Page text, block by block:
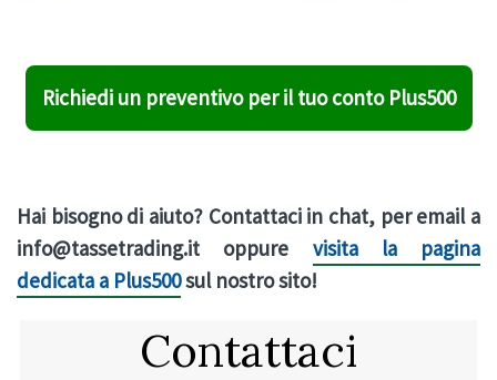
Richiedi un preventivo per il tuo conto Plus500
Hai bisogno di aiuto? Contattaci in chat, per email a
info@tassetrading.it oppure visita la pagina
dedicata a Plus500sul nostro sito!
Contattaci